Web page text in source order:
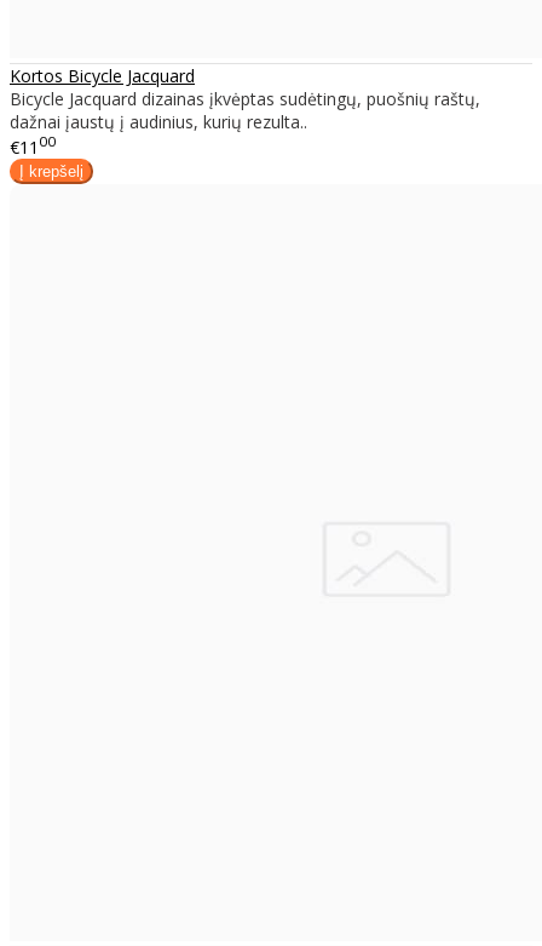
Kortos Bicycle Jacquard
Bicycle Jacquard dizainas įkvėptas sudėtingų, puošnių raštų,
dažnai įaustų į audinius, kurių rezulta..
€11 00